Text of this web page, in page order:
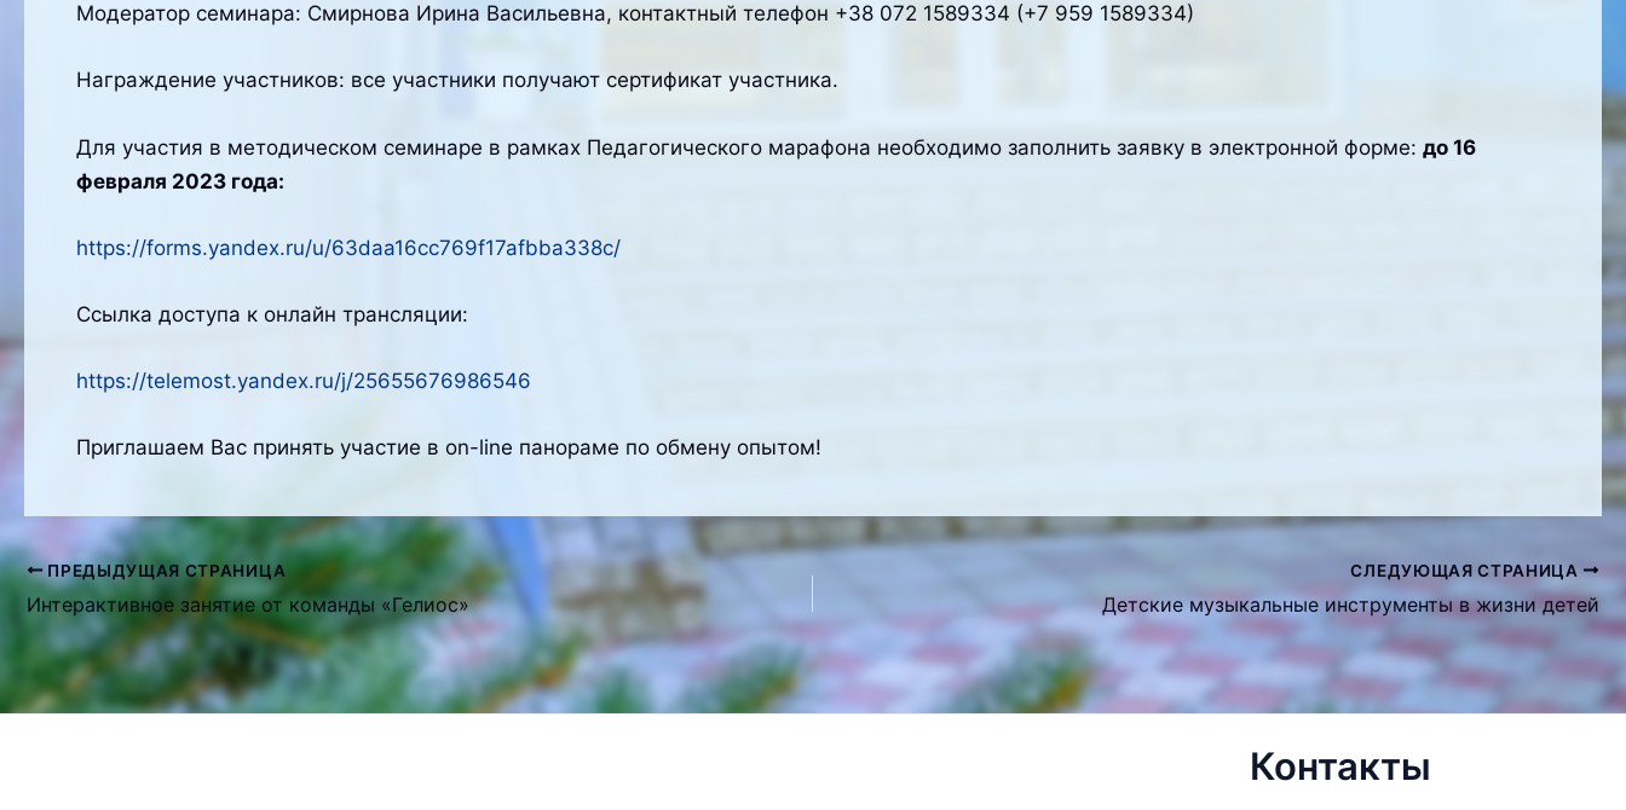
Модератор семинара: Смирнова Ирина Васильевна, контактный телефон +38 072 1589334 (+7 959 1589334)
Награждение участников: все участники получают сертификат участника.
Для участия в методическом семинаре в рамках Педагогического марафона необходимо заполнить заявку в электронной форме: до 16
февраля 2023 года:
https://forms.yandex.ru/u/63daa16cc769f17afbba338c/
Ссылка доступа к онлайн трансляции:
https://telemost.yandex.ru/j/25655676986546
Приглашаем Вас принять участие в on-line панораме по обмену опытом!
Навигация
по
записям
ПРЕДЫДУЩАЯ СТРАНИЦА
Интерактивное занятие от команды «Гелиос»
СЛЕДУЮЩАЯ СТРАНИЦА
Детские музыкальные инструменты в жизни детей
Контакты